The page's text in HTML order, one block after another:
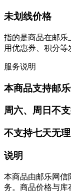
未划线价格
指的是商品在邮乐
用优惠券、积分等
服务说明
本商品支持邮
周六、周日不
不支持七天无
说明
本商品由邮乐网信
务。商品价格与库